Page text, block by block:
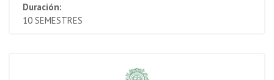
Duración:
10 SEMESTRES